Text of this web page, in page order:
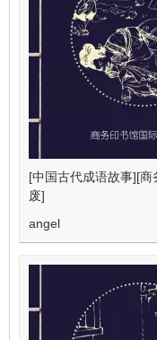
[中国古代成语故事][
废]
angel